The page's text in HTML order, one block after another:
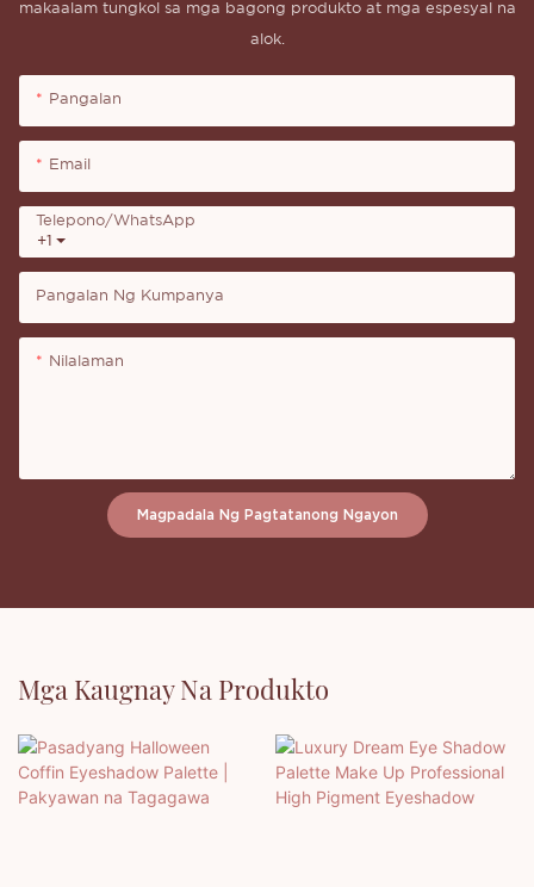
makaalam tungkol sa mga bagong produkto at mga espesyal na
alok.
Pangalan
Email
+1
Telepono/whatsApp
Pangalan Ng Kumpanya
Nilalaman
Magpadala Ng Pagtatanong Ngayon
Mga Kaugnay Na Produkto